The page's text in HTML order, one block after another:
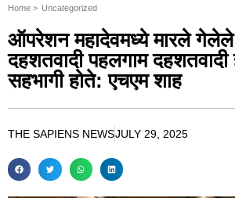
Home > Uncategorized
ऑपरेशन महादेवमध्ये मारले
दहशतवादी पहलगाम दहशतवादी
सहभागी होते: एचएम शाह
THE SAPIENS NEWSJULY 29, 2025